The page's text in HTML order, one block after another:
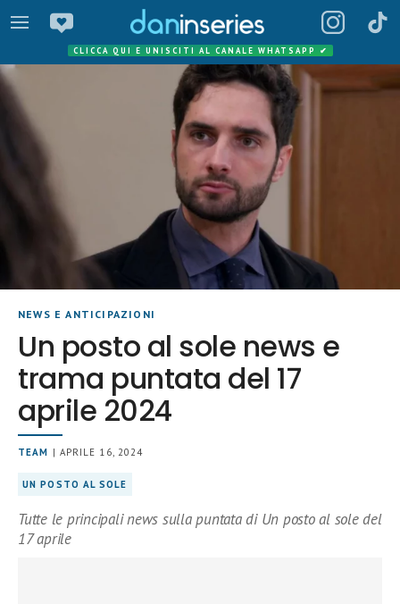
CLICCA QUI E UNISCITI AL CANALE WHATSAPP ✔
NEWS E ANTICIPAZIONI
Un posto al sole news e
trama puntata del 17
aprile 2024
TEAM | APRILE 16, 2024
UN POSTO AL SOLE
Tutte le principali news sulla puntata di Un posto al sole del
17 aprile